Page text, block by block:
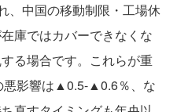
、中国の移動制限・工場休
庫ではカバーできなくな
る場合です。これらが重
悪影響は▲0.5-▲0.6％、な